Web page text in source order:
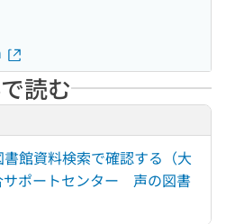
読む
館資料検索で確認する（大
サポートセンター 声の図書